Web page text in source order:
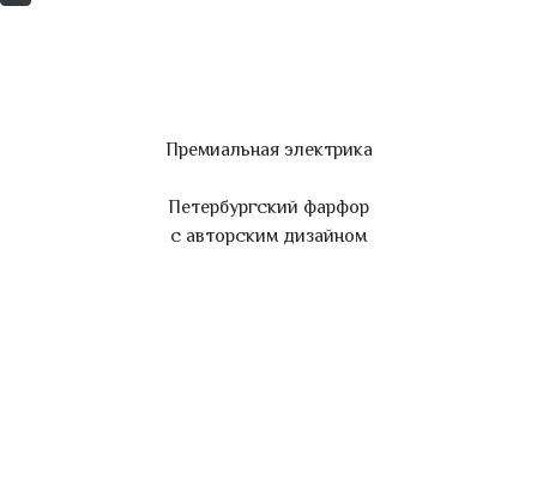
Премиальная электрика
Петербургский фарфор
с авторским дизайном